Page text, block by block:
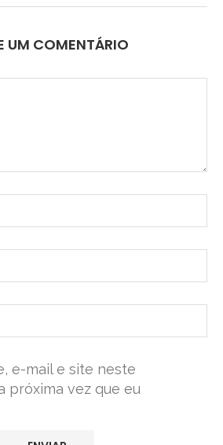
UM COMENTÁRIO
e-mail e site neste
próxima vez que eu